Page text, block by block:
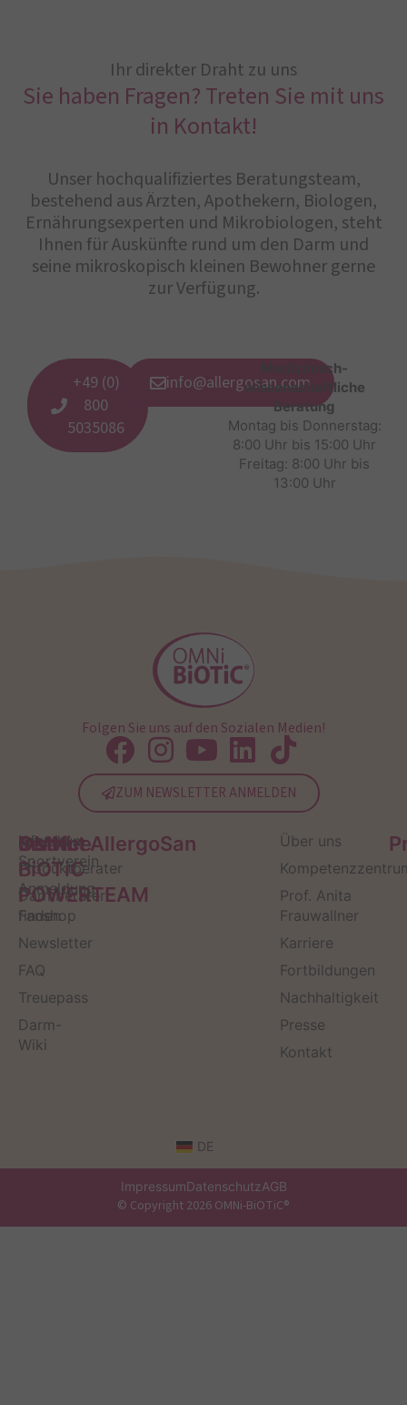
Ihr direkter Draht zu uns
Sie haben Fragen? Treten Sie mit uns
in Kontakt!
Unser hochqualifiziertes Beratungsteam,
bestehend aus Ärzten, Apothekern, Biologen,
Ernährungsexperten und Mikrobiologen, steht
Ihnen für Auskünfte rund um den Darm und
seine mikroskopisch kleinen Bewohner gerne
zur Verfügung.
+49 (0)
800
5035086
info@allergosan.com
Medizinisch-
wissenschaftliche
Beratung
Montag bis Donnerstag:
8:00 Uhr bis 15:00 Uhr
Freitag: 8:00 Uhr bis
13:00 Uhr
Folgen Sie uns auf den Sozialen Medien!
ZUM NEWSLETTER ANMELDEN
Service
Kontakt
Produktberater
Darmberater
finden
Newsletter
FAQ
Treuepass
Darm-
Wiki
OMNi-
BiOTiC
POWERTEAM
Infos zum
Sportverein
Anmeldung
Fanshop
Institut AllergoSan
Über uns
Prof. Anita
Frauwallner
Karriere
Fortbildungen
Nachhaltigkeit
Presse
Kontakt
DE
ImpressumDatenschutzAGB
© Copyright 2026 OMNi-BiOTiC®